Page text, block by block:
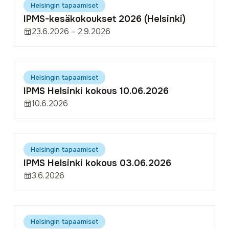
Helsingin tapaamiset
IPMS-kesäkokoukset 2026 (Helsinki)
23.6.2026 – 2.9.2026
Helsingin tapaamiset
IPMS Helsinki kokous 10.06.2026
10.6.2026
Helsingin tapaamiset
IPMS Helsinki kokous 03.06.2026
3.6.2026
Helsingin tapaamiset